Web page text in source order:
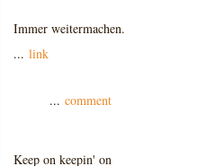
Immer weitermachen.
... link
... comment
Keep on keepin' on